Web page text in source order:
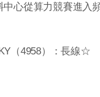
中心從算力競賽進
（4958）：長線☆